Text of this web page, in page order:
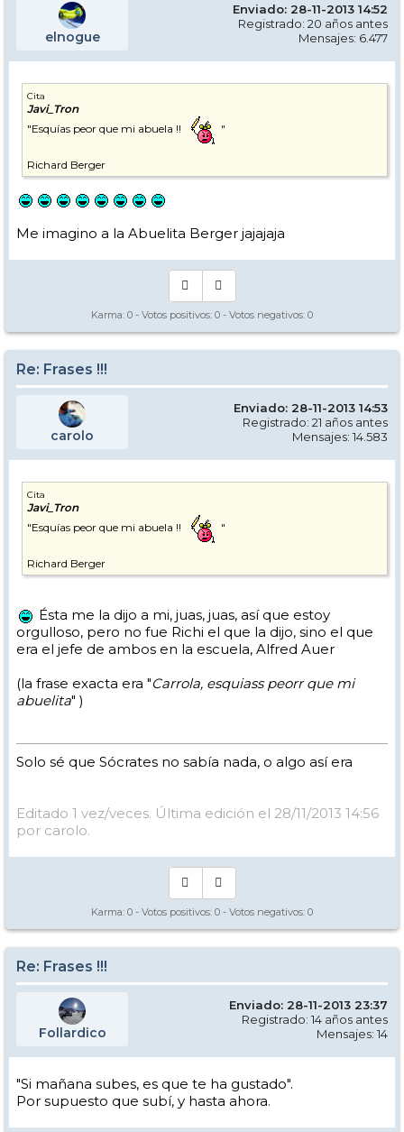
elnogue
Enviado: 28-11-2013 14:52
Registrado: 20 años antes
Mensajes: 6.477
Cita
Javi_Tron
"Esquías peor que mi abuela !!
"
Richard Berger
Me imagino a la Abuelita Berger jajajaja
Karma: 0 - Votos positivos: 0 - Votos negativos: 0
Re: Frases !!!
carolo
Enviado: 28-11-2013 14:53
Registrado: 21 años antes
Mensajes: 14.583
Cita
Javi_Tron
"Esquías peor que mi abuela !!
"
Richard Berger
Ésta me la dijo a mi, juas, juas, así que estoy
orgulloso, pero no fue Richi el que la dijo, sino el que
era el jefe de ambos en la escuela, Alfred Auer
(la frase exacta era "Carrola, esquiass peorr que mi
abuelita" )
Solo sé que Sócrates no sabía nada, o algo así era
Editado 1 vez/veces. Última edición el 28/11/2013 14:56
por carolo.
Karma: 0 - Votos positivos: 0 - Votos negativos: 0
Re: Frases !!!
Follardico
Enviado: 28-11-2013 23:37
Registrado: 14 años antes
Mensajes: 14
"Si mañana subes, es que te ha gustado".
Por supuesto que subí, y hasta ahora.